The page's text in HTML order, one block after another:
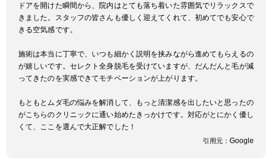
ドアを開けた瞬間から、院内はとても落ち着いた雰囲気でリラックスで
きました。スタッフの皆さんも優しく迎えてくれて、初めてでも安心で
きる空気感です。
施術は本当に丁寧で、いつも細かく説明を挟みながら進めてもらえるの
が嬉しいです。セレクト全身脱毛を受けていますが、だんだんと毛が減
ってきたのを実感できてモチベーションが上がります。
もともとムダ毛の悩みを解消して、もっと清潔感を出したいと思ったの
がこちらのクリニックに通い始めたきっかけです。対応がとにかく優し
くて、ここを選んで大正解でした！
引用元： Google
福岡県 佐賀県 長崎県 熊本県